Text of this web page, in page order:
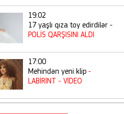
19:02
17 yaşlı qıza toy edirdilər -
POLİS QARŞISINI ALDI
17:00
Mehindən yeni klip -
LABİRİNT - VİDEO